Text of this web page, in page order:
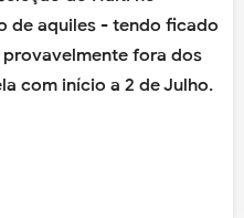
de aquiles - tendo ficado
fora dos
com início a 2 de Julho.